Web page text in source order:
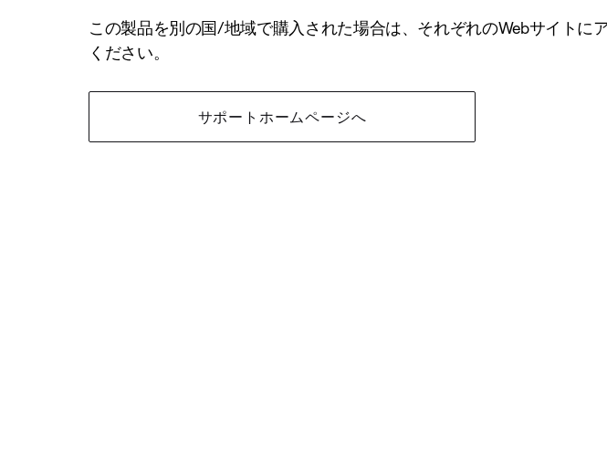
この製品を別の国/地域で購入された場合は、それぞれのWebサイト
ください。
サポートホームページへ